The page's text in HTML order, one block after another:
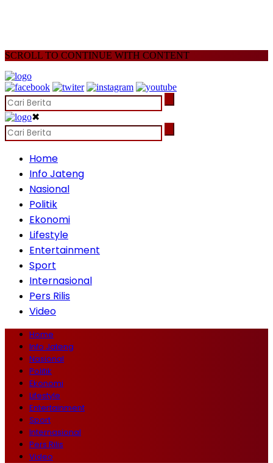
SCROLL TO CONTINUE WITH CONTENT
✖
Home
Info Jateng
Nasional
Politik
Ekonomi
Lifestyle
Entertainment
Sport
Internasional
Pers Rilis
Video
Home
Info Jateng
Nasional
Politik
Ekonomi
Lifestyle
Entertainment
Sport
Internasional
Pers Rilis
Video